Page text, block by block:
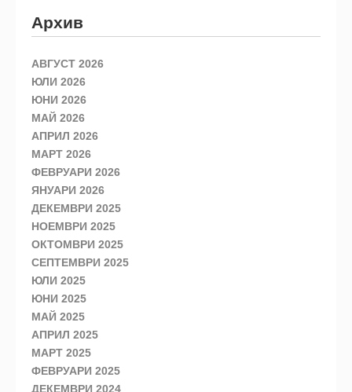
Архив
АВГУСТ 2026
ЮЛИ 2026
ЮНИ 2026
МАЙ 2026
АПРИЛ 2026
МАРТ 2026
ФЕВРУАРИ 2026
ЯНУАРИ 2026
ДЕКЕМВРИ 2025
НОЕМВРИ 2025
ОКТОМВРИ 2025
СЕПТЕМВРИ 2025
ЮЛИ 2025
ЮНИ 2025
МАЙ 2025
АПРИЛ 2025
МАРТ 2025
ФЕВРУАРИ 2025
ДЕКЕМВРИ 2024